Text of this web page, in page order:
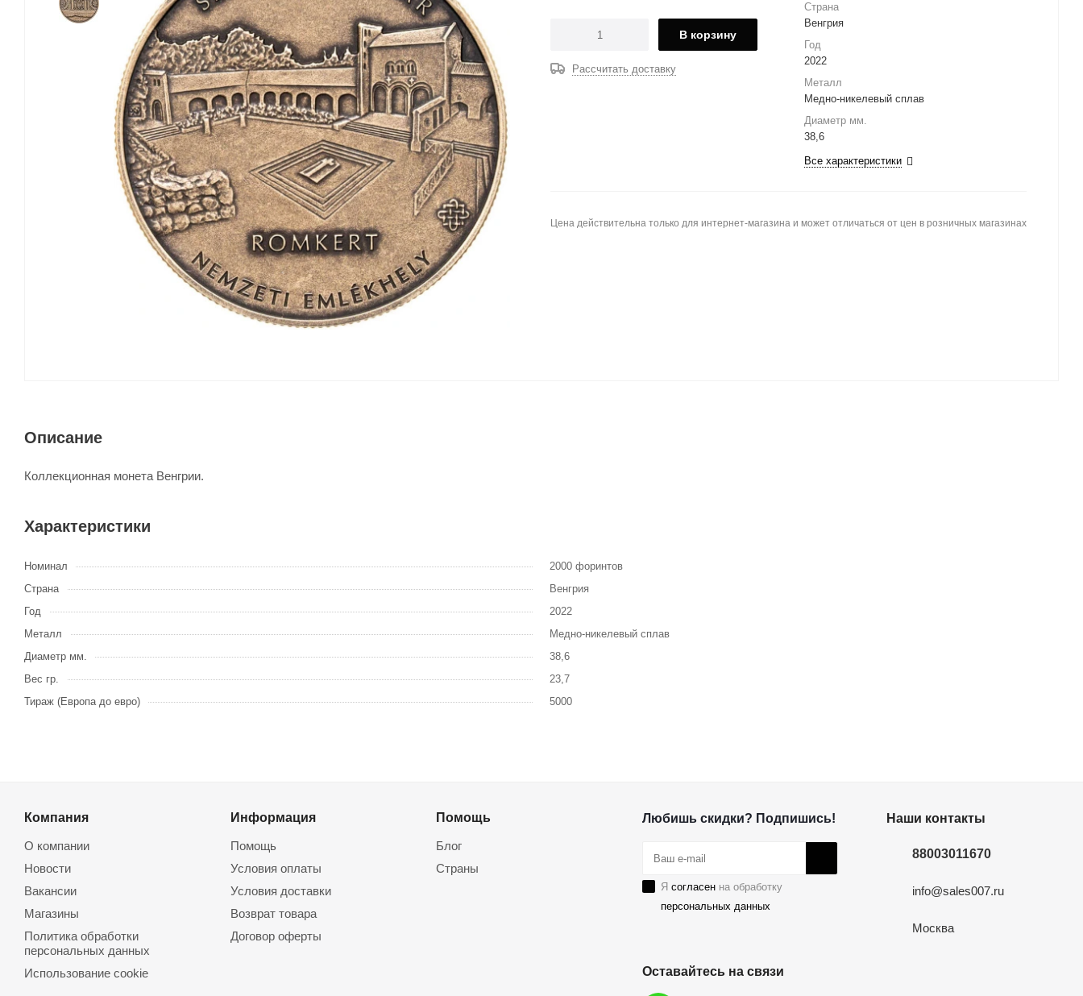
В корзину
Рассчитать доставку
Страна
Венгрия
Год
2022
Металл
Медно-никелевый сплав
Диаметр мм.
38,6
Все характеристики
Цена действительна только для интернет-магазина и может отличаться от цен в розничных магазинах
Описание
Коллекционная монета Венгрии.
Характеристики
Номинал
2000 форинтов
Страна
Венгрия
Год
2022
Металл
Медно-никелевый сплав
Диаметр мм.
38,6
Вес гр.
23,7
Тираж (Европа до евро)
5000
Компания
О компании
Новости
Вакансии
Магазины
Политика обработки
персональных данных
Использование cookie
Информация
Помощь
Условия оплаты
Условия доставки
Возврат товара
Договор оферты
Помощь
Блог
Страны
Любишь скидки? Подпишись!
Я согласенна обработку
персональных данных
Оставайтесь на связи
Наши контакты
88003011670
info@sales007.ru
Москва